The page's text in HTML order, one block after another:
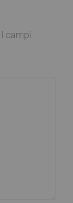
I campi